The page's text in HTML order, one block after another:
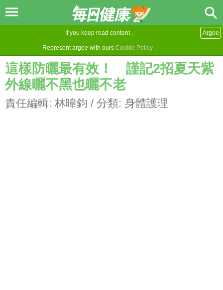
If you keep read content ,
Represent argee with ours Cookie Policy .
Argee
這樣防曬最有效！ 謹記2招夏天紫
外線曬不黑也曬不老
責任編輯: 林暐鈞 / 分類: 身體護理